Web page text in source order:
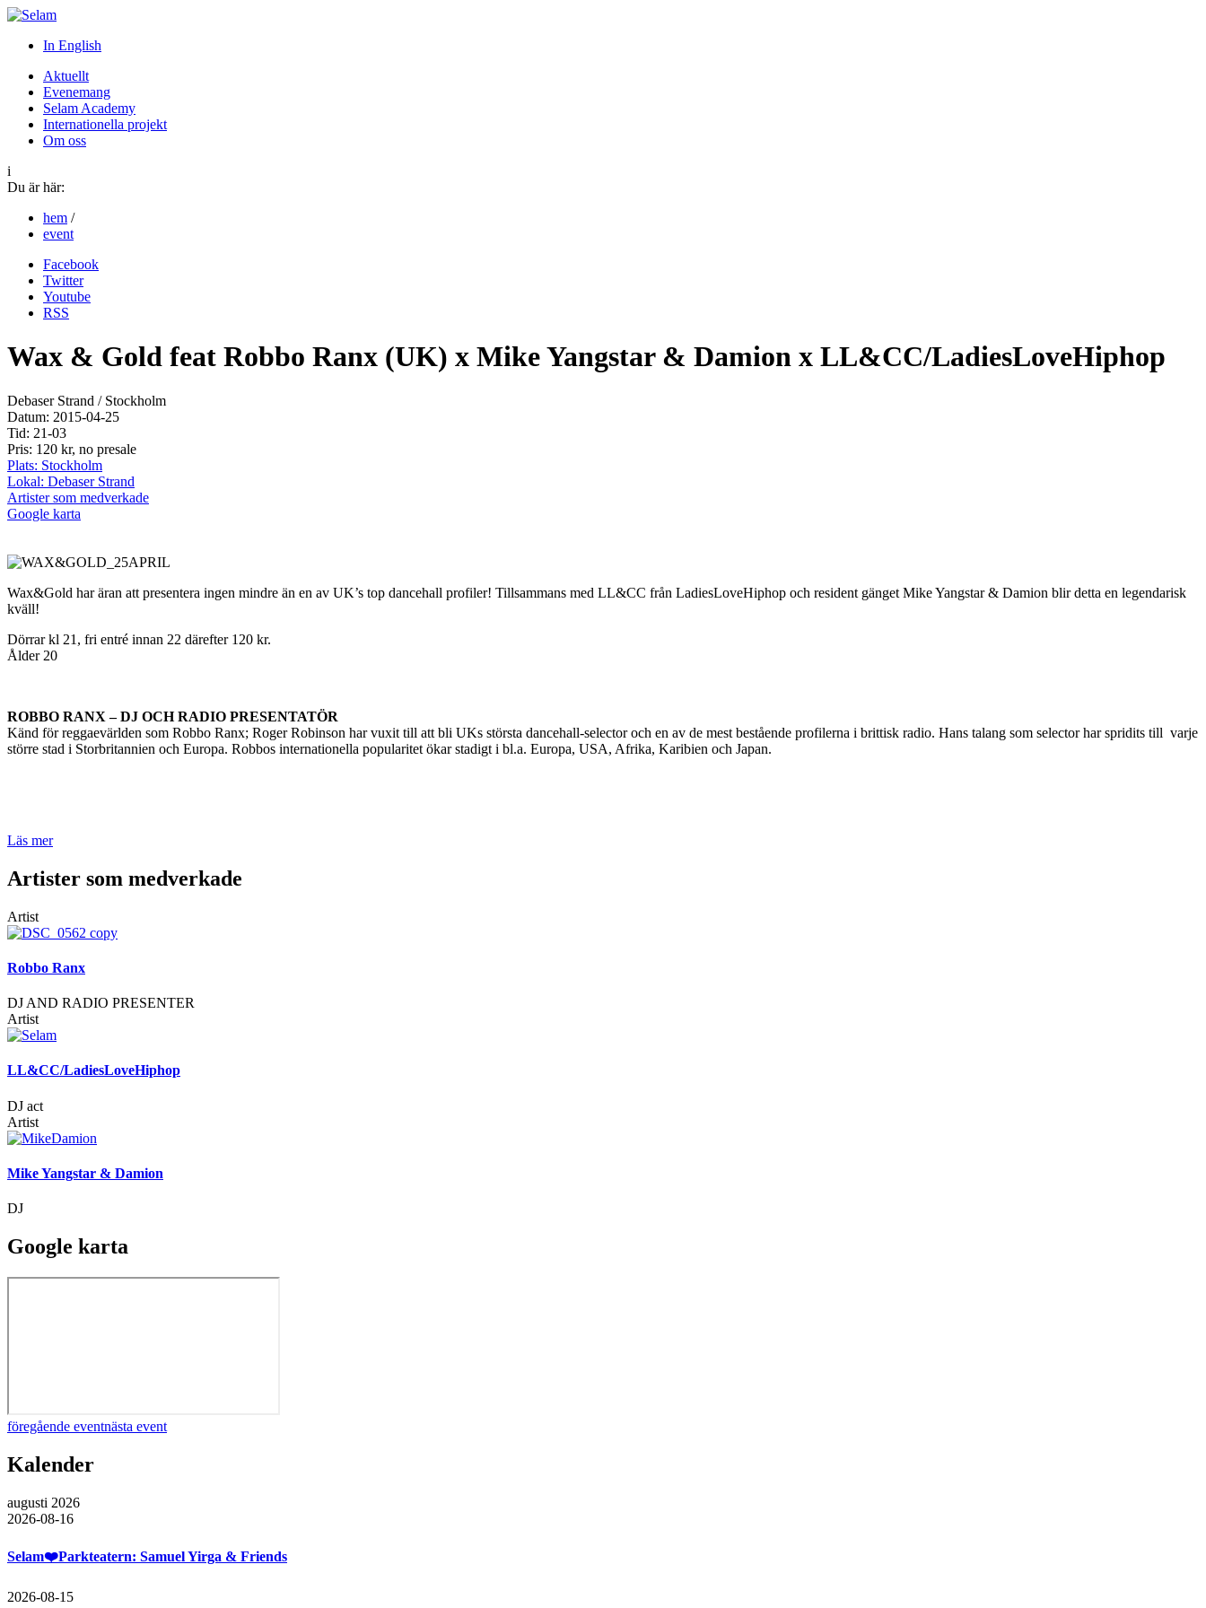
In English
Aktuellt
Evenemang
Selam Academy
Internationella projekt
Om oss
i
Du är här:
hem /
event
Facebook
Twitter
Youtube
RSS
Wax & Gold feat Robbo Ranx (UK) x Mike Yangstar & Damion x LL&CC/LadiesLoveHiphop
Debaser Strand / Stockholm
Datum: 2015-04-25
Tid: 21-03
Pris: 120 kr, no presale
Plats: Stockholm
Lokal: Debaser Strand
Artister som medverkade
Google karta
Wax&Gold har äran att presentera ingen mindre än en av UK’s top dancehall profiler! Tillsammans med LL&CC från LadiesLoveHiphop och resident gänget Mike Yangstar & Damion blir detta en legendarisk
kväll!
Dörrar kl 21, fri entré innan 22 därefter 120 kr.
Ålder 20
ROBBO RANX – DJ OCH RADIO PRESENTATÖR
Känd för reggaevärlden som Robbo Ranx; Roger Robinson har vuxit till att bli UKs största dancehall-selector och en av de mest bestående profilerna i brittisk radio. Hans talang som selector har spridits till varje
större stad i Storbritannien och Europa. Robbos internationella popularitet ökar stadigt i bl.a. Europa, USA, Afrika, Karibien och Japan.
Läs mer
Artister som medverkade
Artist
Robbo Ranx
DJ AND RADIO PRESENTER
Artist
LL&CC/LadiesLoveHiphop
DJ act
Artist
Mike Yangstar & Damion
DJ
Google karta
föregående eventnästa event
Kalender
augusti 2026
2026-08-16
Selam❤️Parkteatern: Samuel Yirga & Friends
2026-08-15